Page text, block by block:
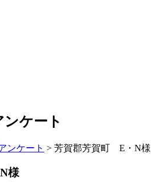
ケート
ンケート > 芳賀郡芳賀町 E・N様
様